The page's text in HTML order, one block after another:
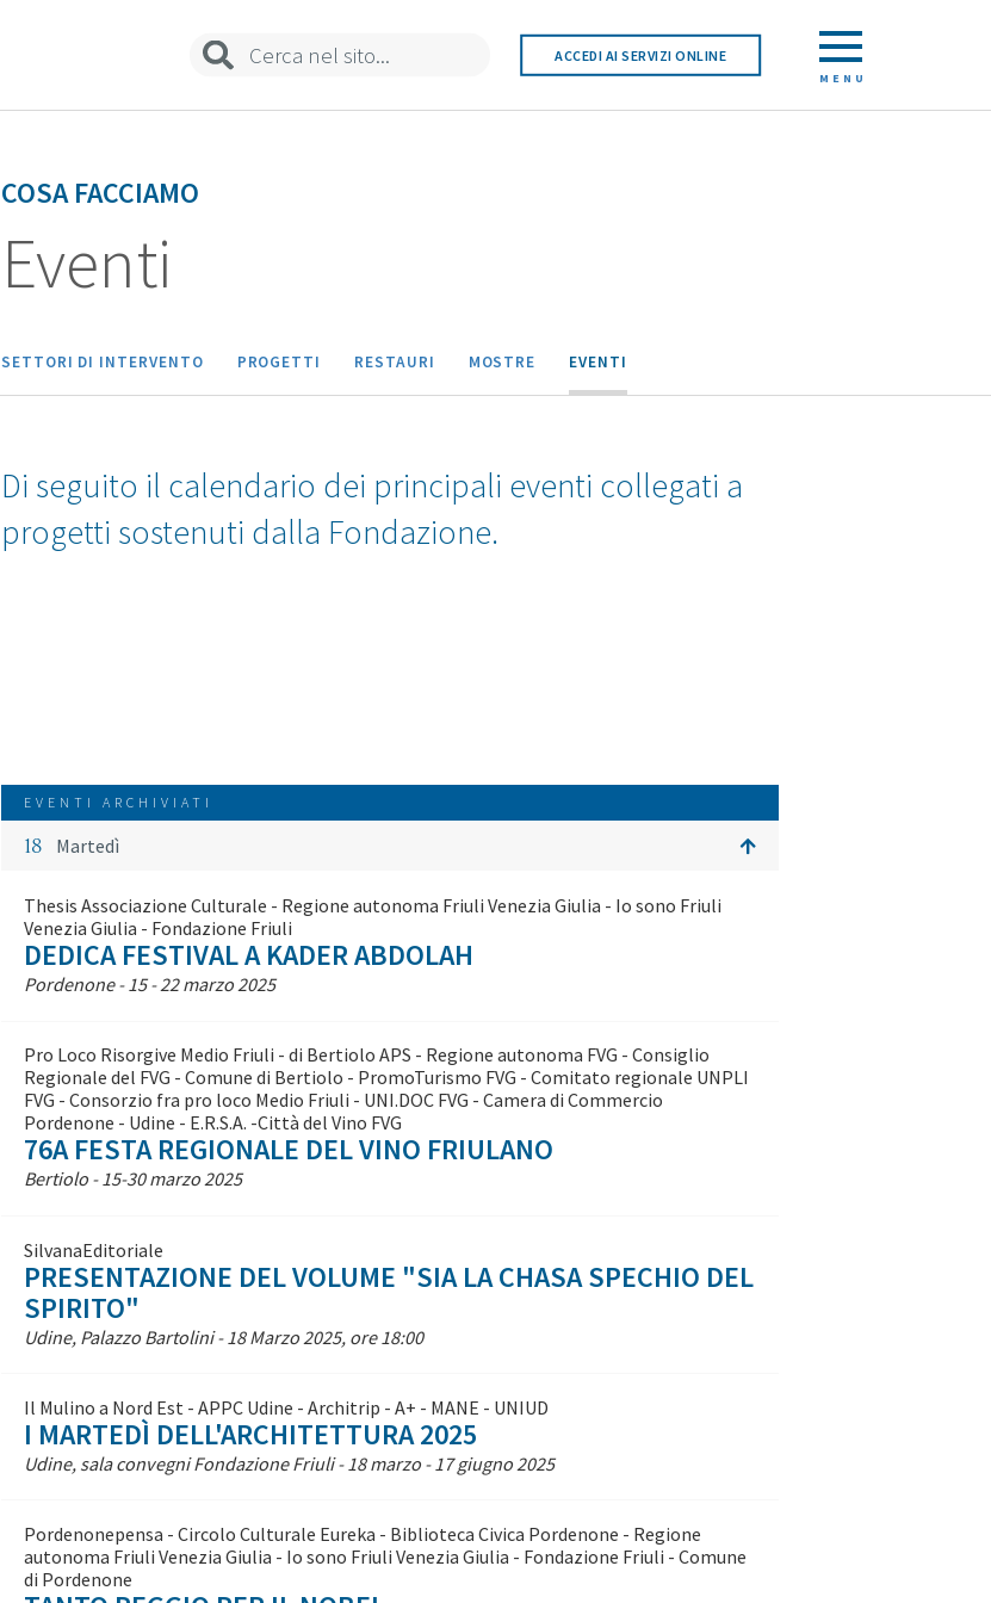
ACCEDI AI SERVIZI ONLINE
MENU
COSA FACCIAMO
Eventi
SETTORI DI INTERVENTO PROGETTI RESTAURI MOSTRE EVENTI
Di seguito il calendario dei principali eventi collegati a
progetti sostenuti dalla Fondazione.
EVENTI ARCHIVIATI
18 Martedì
Thesis Associazione Culturale - Regione autonoma Friuli Venezia Giulia - Io sono Friuli
Venezia Giulia - Fondazione Friuli
DEDICA FESTIVAL A KADER ABDOLAH
Pordenone - 15 - 22 marzo 2025
Pro Loco Risorgive Medio Friuli - di Bertiolo APS - Regione autonoma FVG - Consiglio
Regionale del FVG - Comune di Bertiolo - PromoTurismo FVG - Comitato regionale UNPLI
FVG - Consorzio fra pro loco Medio Friuli - UNI.DOC FVG - Camera di Commercio
Pordenone - Udine - E.R.S.A. -Città del Vino FVG
76A FESTA REGIONALE DEL VINO FRIULANO
Bertiolo - 15-30 marzo 2025
SilvanaEditoriale
PRESENTAZIONE DEL VOLUME "SIA LA CHASA SPECHIO DEL
SPIRITO"
Udine, Palazzo Bartolini - 18 Marzo 2025, ore 18:00
Il Mulino a Nord Est - APPC Udine - Architrip - A+ - MANE - UNIUD
I MARTEDÌ DELL'ARCHITETTURA 2025
Udine, sala convegni Fondazione Friuli - 18 marzo - 17 giugno 2025
Pordenonepensa - Circolo Culturale Eureka - Biblioteca Civica Pordenone - Regione
autonoma Friuli Venezia Giulia - Io sono Friuli Venezia Giulia - Fondazione Friuli - Comune
di Pordenone